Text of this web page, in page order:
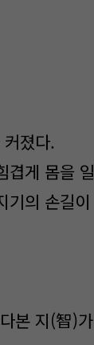
졌다.
겹게 몸을
기의 손길
본 지(智)